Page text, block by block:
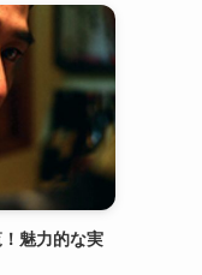
魅力的な実